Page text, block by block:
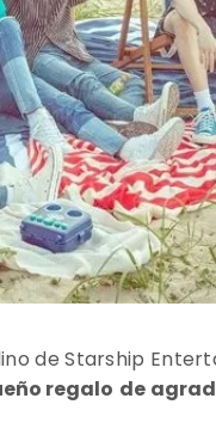
de Starship
regalo de